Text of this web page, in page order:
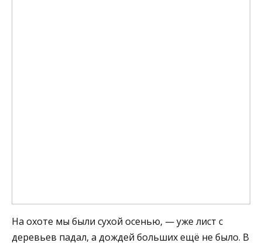
На охоте мы были сухой осенью, — уже лист с
деревьев падал, а дождей больших ещё не было. В